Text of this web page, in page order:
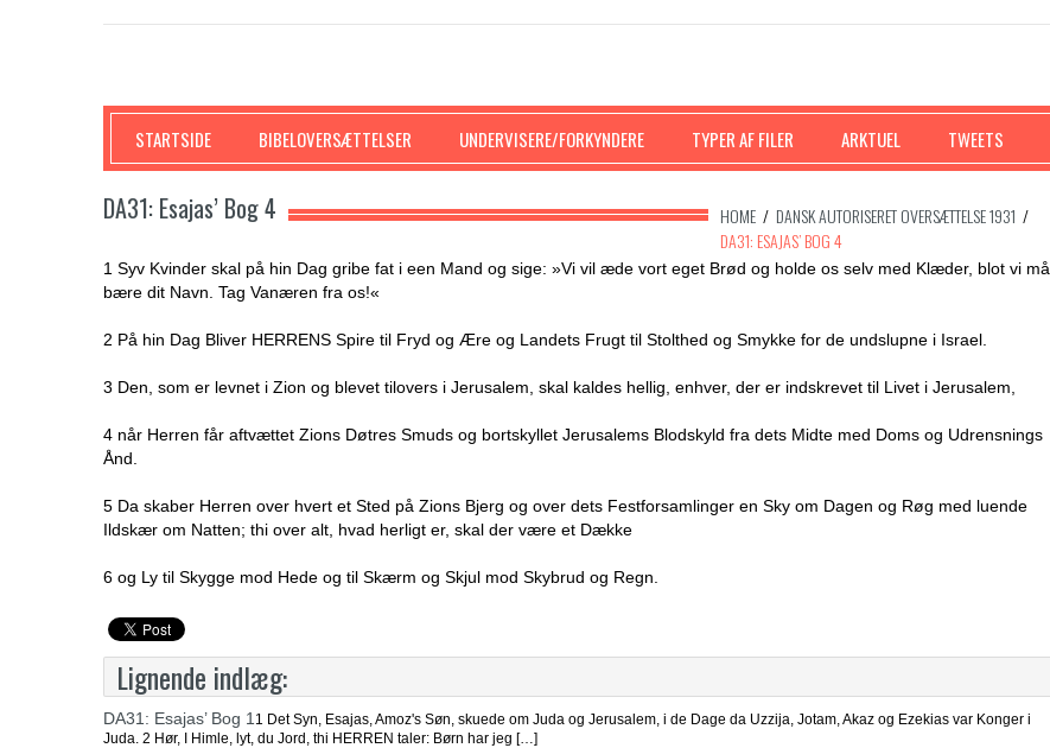
SKRIFTEN
STARTSIDE BIBELOVERSÆTTELSER UNDERVISERE/FORKYNDERE TYPER AF FILER ARKTUEL TWEETS
HOME / DANSK AUTORISERET OVERSÆTTELSE 1931 /
DA31: ESAJAS’ BOG 4
DA31: Esajas’ Bog 4
1 Syv Kvinder skal på hin Dag gribe fat i een Mand og sige: »Vi vil æde vort eget Brød og holde os selv med Klæder, blot vi må
bære dit Navn. Tag Vanæren fra os!«
2 På hin Dag Bliver HERRENS Spire til Fryd og Ære og Landets Frugt til Stolthed og Smykke for de undslupne i Israel.
3 Den, som er levnet i Zion og blevet tilovers i Jerusalem, skal kaldes hellig, enhver, der er indskrevet til Livet i Jerusalem,
4 når Herren får aftvættet Zions Døtres Smuds og bortskyllet Jerusalems Blodskyld fra dets Midte med Doms og Udrensnings
Ånd.
5 Da skaber Herren over hvert et Sted på Zions Bjerg og over dets Festforsamlinger en Sky om Dagen og Røg med luende
Ildskær om Natten; thi over alt, hvad herligt er, skal der være et Dække
6 og Ly til Skygge mod Hede og til Skærm og Skjul mod Skybrud og Regn.
Lignende indlæg:
DA31: Esajas’ Bog 1 1 Det Syn, Esajas, Amoz's Søn, skuede om Juda og Jerusalem, i de Dage da Uzzija, Jotam, Akaz og Ezekias var Konger i
Juda. 2 Hør, I Himle, lyt, du Jord, thi HERREN taler: Børn har jeg […]